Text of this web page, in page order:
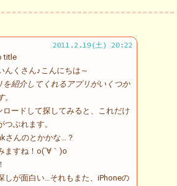
2011.2.19(土) 20:22
title
んくさん♪こんにちは～
を紹介してくれるアプリがいくつか
ロードして探してみると、これだけ
つぶれます。
さんのとかかな…？
ますね！o(´∀｀)o
しが面白い…それもまた、iPhoneの